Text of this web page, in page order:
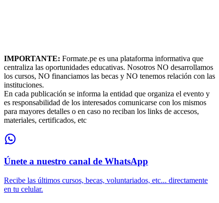
IMPORTANTE: Formate.pe es una plataforma informativa que
centraliza las oportunidades educativas. Nosotros NO desarrollamos
los cursos, NO financiamos las becas y NO tenemos relación con las
instituciones.
En cada publicación se informa la entidad que organiza el evento y
es responsabilidad de los interesados comunicarse con los mismos
para mayores detalles o en caso no reciban los links de accesos,
materiales, certificados, etc
Únete a nuestro canal de WhatsApp
Recibe las últimos cursos, becas, voluntariados, etc... directamente
en tu celular.